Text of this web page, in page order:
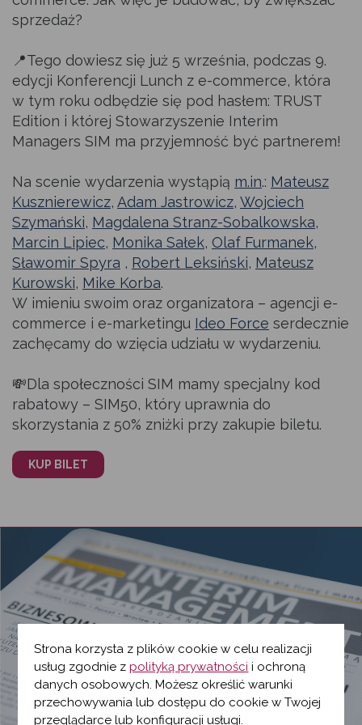
Statut stowarzyszenia
Władze
Członkowie Honorowi
Członkowie
Partnerzy
Kontakt
Badania rynku Interim Management
Publikacje
Konkurs „Projekt Interim Management Roku”
FAQ
Szkolenia
na bieżąco z inicjatywami mającymi wpływ na sukces
w zarządzaniu w warunkach zmienności i konkurencji
w Polsce i zagranicą.
Aktualności
Wydarzenia
Kalendarz
Multimedia
sprzedaż?
📍Tego dowiesz się już 5 września, podczas 9.
edycji Konferencji Lunch z e-commerce, która
w tym roku odbędzie się pod hasłem: TRUST
Edition i której Stowarzyszenie Interim
Managers SIM ma przyjemność być partnerem!
Na scenie wydarzenia wystąpią m.in.: Mateusz
Kusznierewicz, Adam Jastrowicz, Wojciech
Szymański, Magdalena Stranz-Sobalkowska,
Marcin Lipiec, Monika Sałek, Olaf Furmanek,
Sławomir Spyra , Robert Leksiński, Mateusz
Kurowski, Mike Korba.
W imieniu swoim oraz organizatora – agencji e-
commerce i e-marketingu Ideo Force serdecznie
zachęcamy do wzięcia udziału w wydarzeniu.
💸Dla społeczności SIM mamy specjalny kod
rabatowy – SIM50, który uprawnia do
skorzystania z 50% zniżki przy zakupie biletu.
KUP BILET
Strona korzysta z plików cookie w celu realizacji
usług zgodnie zpolityką prywatności i ochroną
danych osobowych. Możesz określić warunki
przechowywania lub dostępu do cookie w Twojej
przeglądarce lub konfiguracji usługi.